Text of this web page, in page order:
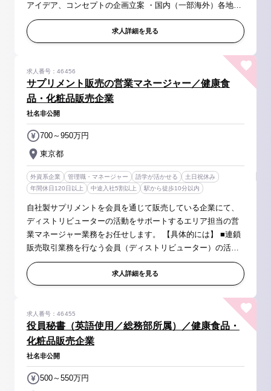
アイデア、コンセプトの企画立案 ・国内（一部海外）各地委
託先工場への展開、量産化に向けた調整（必要に応じて新た
な製造工場の開拓...
求人詳細を見る
サプリメント販売の営業マネージャー／健康食
品・化粧品販売企業
求人番号：46456
社名非公開
東京都
700～950万円
外資系企業 管理職・マネージャー 語学が活かせる
土日祝休み
年間休日120日以上
中途入社5割以上 駅から徒歩10分以内
自社製サプリメントを会員を通じて販売している企業にて、
ディストリビューターの活動をサポートするエリア担当の営
業マネージャー業務をお任せします。 【具体的には】 ■連鎖
販売取引業務を行なう会員（ディストリビューター）の活動
支援 ■会員の販売や活動状況の分析/フィードバック/アドバイ
ス ■セリングスキル...
求人詳細を見る
役員秘書（英語使用／総務部所属）／健康食品・
化粧品販売企業
求人番号：46455
社名非公開
500～550万円